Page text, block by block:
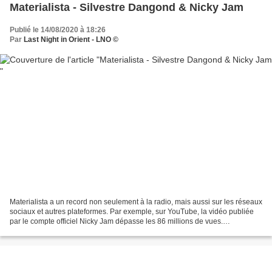
Materialista - Silvestre Dangond & Nicky Jam
Publié le 14/08/2020 à 18:26
Par Last Night in Orient - LNO ©
Materialista a un record non seulement à la radio, mais aussi sur les réseaux
sociaux et autres plateformes. Par exemple, sur YouTube, la vidéo publiée
par le compte officiel Nicky Jam dépasse les 86 millions de vues.